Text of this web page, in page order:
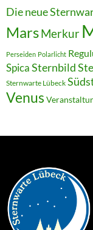
Die neue
MarsMerkur
Perseiden Polarlicht
Spica Sternbild
Sternwarte Lübeck
Venus